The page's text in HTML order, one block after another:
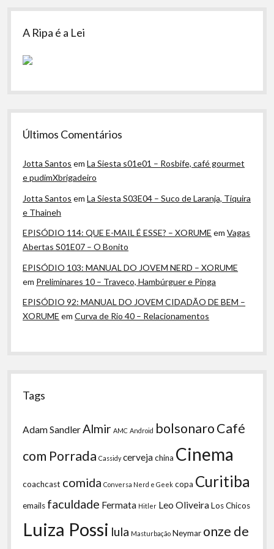
A Ripa é a Lei
Últimos Comentários
Jotta Santos emLa Siesta s01e01 – Rosbife, café gourmet
e pudimXbrigadeiro
Jotta Santos emLa Siesta S03E04 – Suco de Laranja, Tiquira
e Thaineh
EPISÓDIO 114: QUE E-MAIL É ESSE? – XORUME emVagas
Abertas S01E07 – O Bonito
EPISÓDIO 103: MANUAL DO JOVEM NERD – XORUME
em Preliminares 10 – Traveco, Hambúrguer e Pinga
EPISÓDIO 92: MANUAL DO JOVEM CIDADÃO DE BEM –
XORUME emCurva de Rio 40 – Relacionamentos
Tags
Adam Sandler Almir AMC Android bolsonaroCafé
com Porrada Cassidy cervejachina Cinema
coachcast comida Conversa Nerd e Geek copa Curitiba
emails faculdade Fermata Hitler Leo OliveiraLos Chicos
Luiza Possi lula Masturbação Neymar onze de